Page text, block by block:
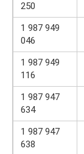
250
1 987 949
046
1 987 949
116
1 987 947
634
1 987 947
638